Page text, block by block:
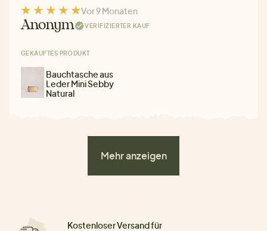
Vor 9 Monaten
Anonym VERIFIZIERTER KAUF
GEKAUFTES PRODUKT
Bauchtasche aus
Leder Mini Sebby
Natural
Mehr anzeigen
Kostenloser Versand für